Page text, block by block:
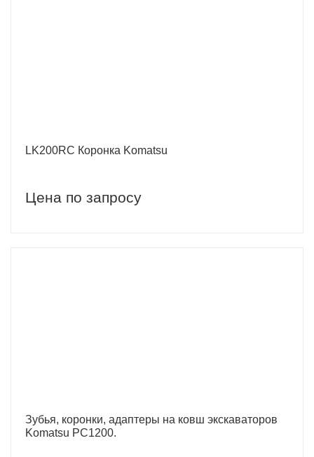
LK200RC Коронка Komatsu
Цена по запросу
Зубья, коронки, адаптеры на ковш экскаваторов
Komatsu PC1200.